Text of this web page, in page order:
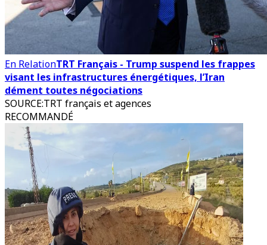
En RelationTRT Français - Trump suspend les frappes
visant les infrastructures énergétiques, l’Iran
dément toutes négociations
SOURCE:TRT français et agences
RECOMMANDÉ